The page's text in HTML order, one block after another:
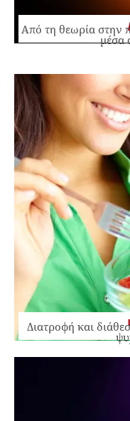
Από τη θεωρία στην
μέσα
Διατροφή και